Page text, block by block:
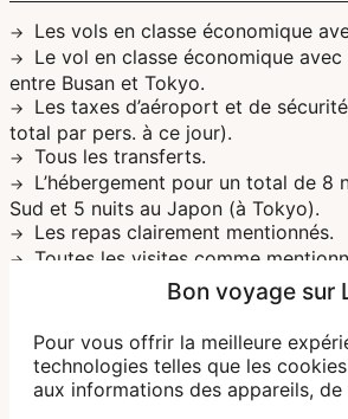
Bon voyage sur
Pour vous offrir la meilleure
technologies telles que les
aux informations des appareils,
Les vols en classe économique
Le vol en classe économique avec
entre Busan et Tokyo.
Les taxes d’aéroport et de
total par pers. à ce jour).
Tous les transferts.
L’hébergement pour un total de 8
Sud et 5 nuits au Japon (à Tokyo).
Les repas clairement mentionnés.
Toutes les visites comme
local francophone (sauf la journée
L’assistance de notre bureau sur
*Le prix ne comprend pas : la réservation des
boissons, les repas non mentionnés, les
personnelles, les assurances annulation et